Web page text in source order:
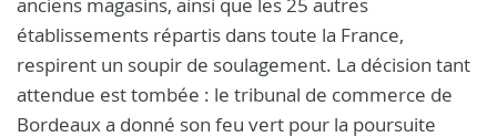
établissements répartis dans toute la France,
respirent un soupir de soulagement. La décision tant
attendue est tombée : le tribunal de commerce de
Bordeaux a donné son feu vert pour la poursuite